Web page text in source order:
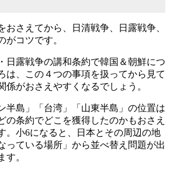
おさえてから、日清戦争、日露戦争、
がコツです。
日露戦争の講和条約で韓国＆朝鮮につ
は、この４つの事項を扱ってから見て
係がおさえやすくなるでしょう。
半島」「台湾」「山東半島」の位置は
の条約でどこを獲得したのかもおさえ
。小6になると、日本とその周辺の地
っている場所」から並べ替え問題が出
す。